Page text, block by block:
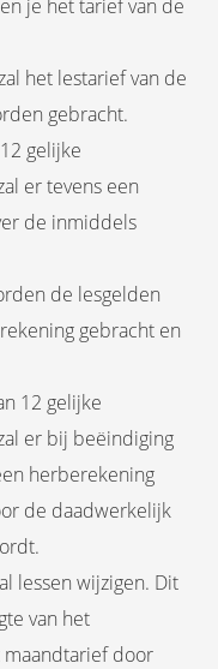
je het tarief van de
het lestarief van de
gebracht.
gelijke
er tevens een
de inmiddels
de lesgelden
gebracht en
12 gelijke
er bij beëindiging
herberekening
de daadwerkelijk
lessen wijzigen. Dit
van het
maandtarief door